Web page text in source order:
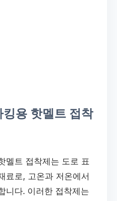
용 핫멜트 접착
멜트 접착제는 도로 표
료로, 고온과 저온에서
니다. 이러한 접착제는